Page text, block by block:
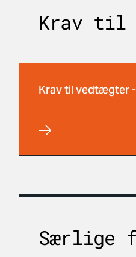
Krav til
Krav til vedtægter
Særlige